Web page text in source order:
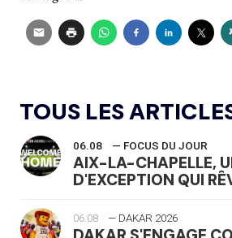
TOUS LES
06.08 — FOCUS DU JOUR
AIX-LA-CHAPELLE,
D'EXCEPTION QUI
06.08 — DAKAR 2026